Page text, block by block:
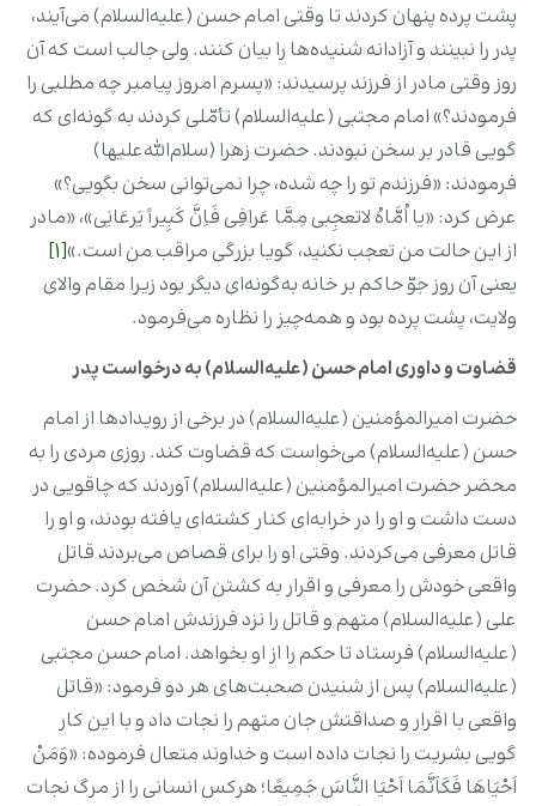
پشت پرده پنهان کردند تا وقتی امام حسن (علیه‌السلام) می‌‏آیند،
پدر را نبینند و آزادانه شنیده‌ها را بیان کنند.‌ ولی جالب است که آن
روز وقتی مادر از فرزند پرسیدند: «پسرم امروز پیامبر چه مطلبی را
فرمودند؟» امام مجتبی (علیه‌السلام) تأمّلی کردند به ‌گونه‌ای که
گویی قادر بر سخن نبودند. حضرت زهرا (سلام‌الله‌علیها)
فرمودند: «فرزندم تو را چه شده، چرا نمی‌‏توانی سخن بگویی؟»
عرض کرد: «یا اُمَّاهُ لاتعجِبی مِمَّا عَرافِی فَاِنَّ کَبِیراً یَرعَانِی»، «مادر
از این حالت من تعجب نکنید، گویا بزرگی مراقب من است.»[1]
یعنی آن روز جوّ حاکم بر خانه به‌گونه‌ای دیگر بود زیرا مقام والای
ولایت، پشت پرده بود و همه‌چیز را نظاره می‌‏فرمود.
قضاوت و داوری امام حسن (علیه‌السلام) به درخواست پدر
حضرت امیرالمؤمنین (علیه‌السلام) در برخی از رویداد‌ها از امام
حسن (علیه‌السلام) می‌خواست که قضاوت کند. روزی مردی را به
محضر حضرت امیرالمؤمنین (علیه‌السلام) آوردند که چاقویی در
دست داشت و او را در خرابه‌ای کنار کشته‌ای یافته بودند، و او را
قاتل معرفی می‌کردند. وقتی او را برای قصاص می‌بردند قاتل
واقعی خودش را معرفی و اقرار به کشتن آن شخص کرد. حضرت
علی (علیه‌السلام) متهم و قاتل را نزد فرزندش امام حسن
(علیه‌السلام) فرستاد تا حکم را از او بخواهد. امام حسن مجتبی
(علیه‌السلام) پس از شنیدن صحبت‌های هر دو فرمود: «قاتل
واقعی با اقرار و صداقتش جان متهم را نجات داد و با این کار
گویی بشریت را نجات داده است و خداوند متعال فرموده: «وَمَنْ
اَحْیَاهَا فَکَاَنَّمَا اَحْیَا النَّاسَ جَمِیعًا؛ هرکس انسانی را از مرگ نجات